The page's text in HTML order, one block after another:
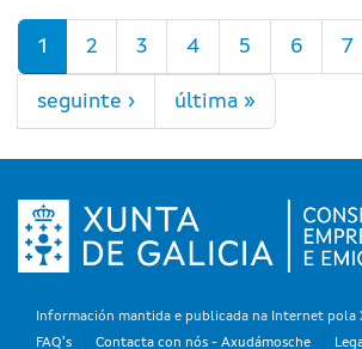
Páxinas
1 2 3 4 5 6 7
seguinte › última »
Información mantida e publicada na Internet pola
FAQ's
Contacta con nós - Axudámosche